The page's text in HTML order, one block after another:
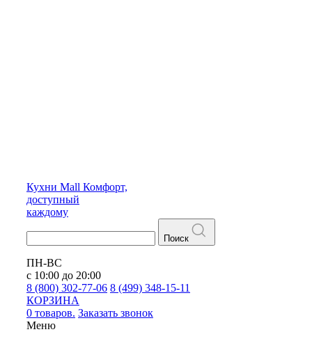
Кухни Mall Комфорт,
доступный
каждому
Поиск
ПН-ВС
с 10:00 до 20:00
8 (800) 302-77-06 8 (499) 348-15-11
КОРЗИНА
0 товаров. Заказать звонок
Меню